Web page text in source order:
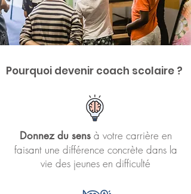
Pourquoi devenir coach scolaire ?
Donnez du sens à votre carrière en
faisant une différence concrète dans la
vie des jeunes en difficulté